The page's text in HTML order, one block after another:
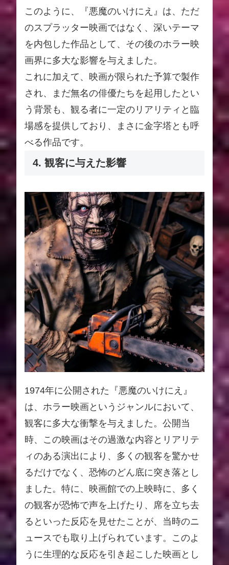
このように、『悪魔のいけにえ』は、ただ
のスプラッター映画ではなく、深いテーマ
を内包した作品として、その後のホラー映
画界に多大な影響を与えました。
これに加えて、映画が限られた予算で製作
され、まだ無名の俳優たちを起用したとい
う背景も、観る者に一定のリアリティと臨
場感を提供しており、まさに金字塔とも呼
べる作品です。
4. 観客に与えた影響
1974年に公開された『悪魔のいけにえ』
は、ホラー映画というジャンルにおいて、
観客に多大な衝撃を与えました。公開当
時、この映画はその過激な内容とリアリテ
ィのある演出により、多くの観客を驚かせ
るだけでなく、恐怖のどん底に突き落とし
ました。特に、映画館での上映時に、多く
の観客が恐怖で声を上げたり、席を立ち去
るといった反応を見せたことが、当時のニ
ュースでも取り上げられています。このよ
うに生理的な反応を引き起こした映画とし